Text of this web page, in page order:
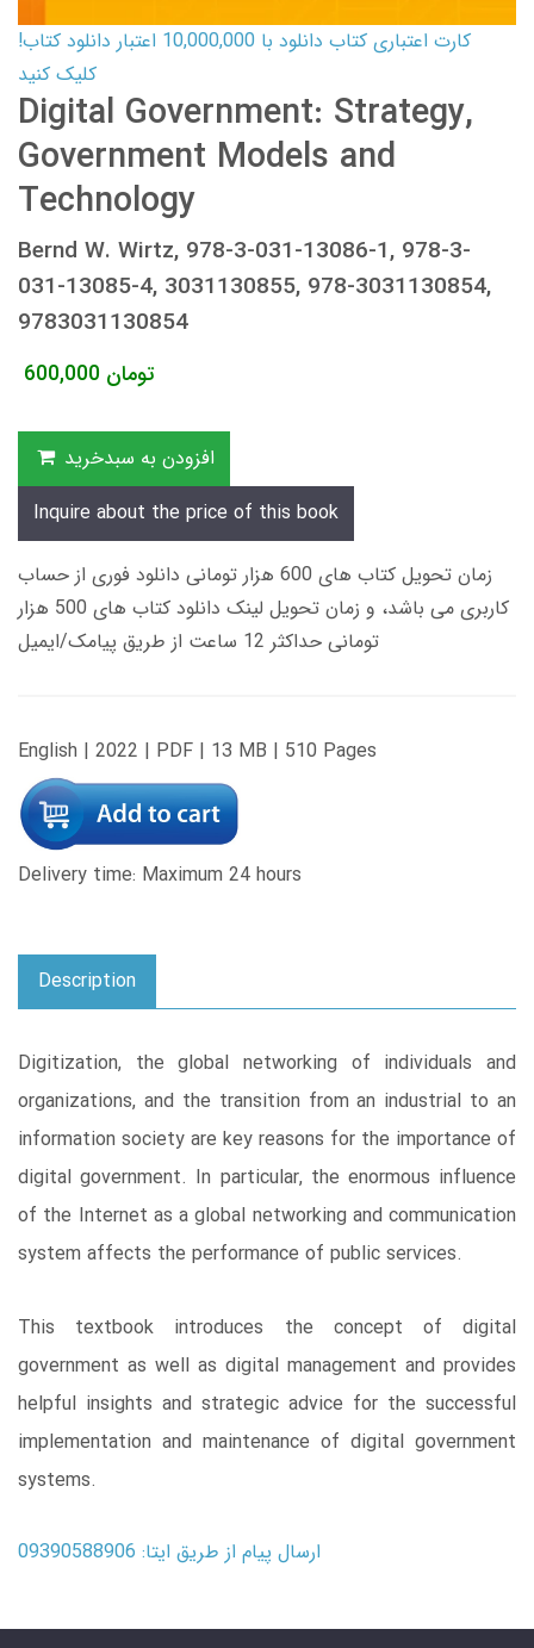
کارت اعتباری کتاب دانلود با 10,000,000 اعتبار دانلود کتاب!
کلیک کنید
Digital Government: Strategy,
Government Models and
Technology
Bernd W. Wirtz, 978-3-031-13086-1, 978-3-
031-13085-4, 3031130855, 978-3031130854,
9783031130854
600,000 تومان
افزودن به سبدخرید
Inquire about the price of this book
زمان تحویل کتاب های 600 هزار تومانی دانلود فوری از حساب
کاربری می باشد، و زمان تحویل لینک دانلود کتاب های 500 هزار
تومانی حداکثر 12 ساعت از طریق پیامک/ایمیل
English | 2022 | PDF | 13 MB | 510 Pages
Delivery time: Maximum 24 hours
Description
Digitization, the global networking of individuals and
organizations, and the transition from an industrial to an
information society are key reasons for the importance of
digital government. In particular, the enormous influence
of the Internet as a global networking and communication
system affects the performance of public services.
This textbook introduces the concept of digital
government as well as digital management and provides
helpful insights and strategic advice for the successful
implementation and maintenance of digital government
systems.
ارسال پیام از طریق ایتا: 09390588906